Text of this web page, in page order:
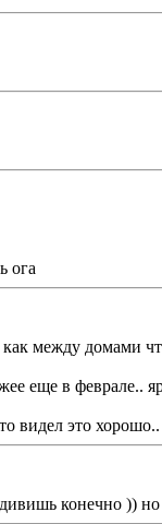
ога
между домами
еще в феврале..
видел это
конечно ))